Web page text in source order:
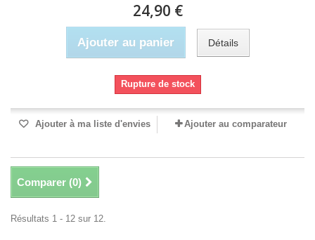
24,90 €
Ajouter au panier Détails
Rupture de stock
Ajouter à ma liste d'envies Ajouter au comparateur
Comparer (0)
Résultats 1 - 12 sur 12.